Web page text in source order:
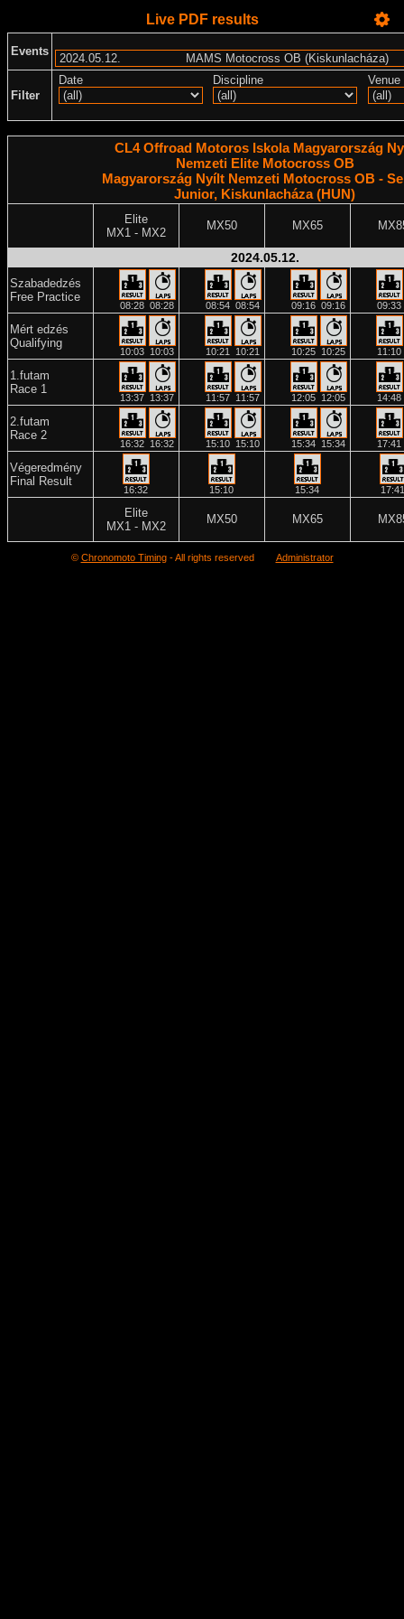
Live PDF results
Events
Filter
Date Discipline Venue
CL4 Offroad Motoros Iskola Magyarország
Nemzeti Elite Motocross OB
Magyarország Nyílt Nemzeti Motocross OB -
Junior, Kiskunlacháza (HUN)
Elite
MX1 - MX2
MX50 MX65
2024.05.12.
Szabadedzés
Free Practice
08:28 08:28 08:54 08:54 09:16 09:16 09:33
Mért edzés
Qualifying
10:03 10:03 10:21 10:21 10:25 10:25 11:10
1.futam
Race 1
13:37 13:37 11:57 11:57 12:05 12:05 14:48
2.futam
Race 2
16:32 16:32 15:10 15:10 15:34 15:34 17:41
Végeredmény
Final Result
16:32 15:10 15:34 17:41
Elite
MX1 - MX2
MX50 MX65
© Chronomoto Timing- All rights reserved Administrator